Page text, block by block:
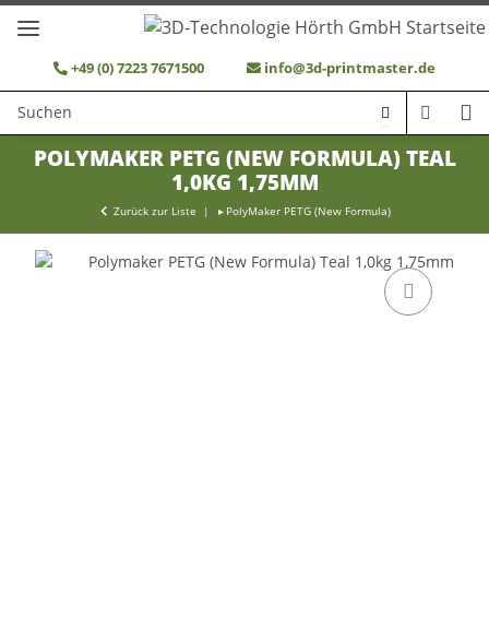
+49 (0) 7223 7671500 info@3d-printmaster.de
POLYMAKER PETG (NEW FORMULA) TEAL
1,0KG 1,75MM
Zurück zur Liste PolyMaker PETG (New Formula)